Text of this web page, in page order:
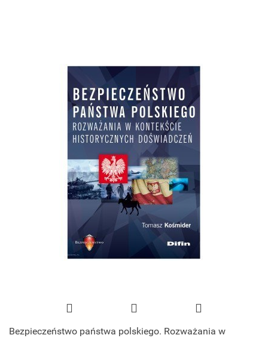
Bezpieczeństwo państwa polskiego. Rozważania w